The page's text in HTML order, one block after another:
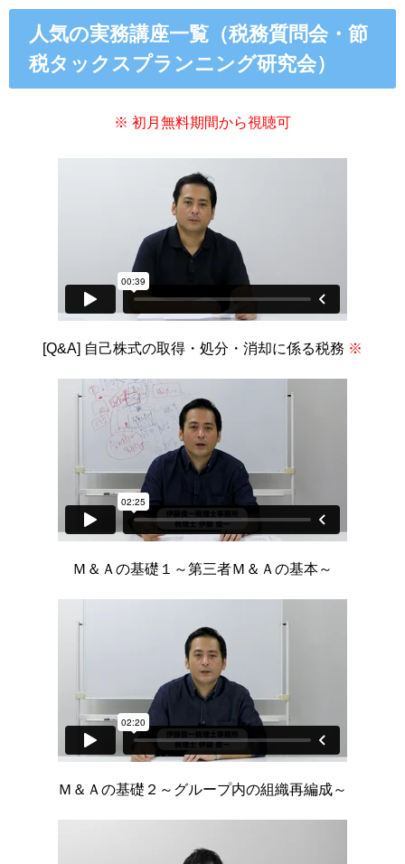
人気の実務講座一覧（税務質問会・節
税タックスプランニング研究会）
※ 初月無料期間から視聴可
[Q&A] 自己株式の取得・処分・消却に係る税務 ※
Ｍ＆Ａの基礎１ ～第三者Ｍ＆Ａの基本～
Ｍ＆Ａの基礎２ ～グループ内の組織再編成～